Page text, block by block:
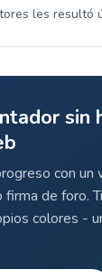
les resultó
sin
con
de foro.
colores -